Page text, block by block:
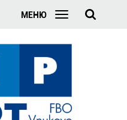
МЕНЮ